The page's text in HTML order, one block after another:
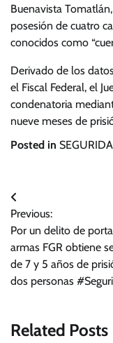
Buenavista
posesión de cuatro
conocidos como
Derivado de los
el Fiscal Federal, el
condenatoria
nueve meses de
Posted in
Navegación
de
entradas
Previous:
Por un delito de
armas FGR obtiene
de 7 y 5 años de
dos personas
Related Posts